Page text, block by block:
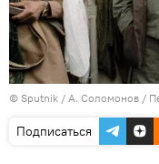
© Sputnik / А. Соломонов /
Подписаться